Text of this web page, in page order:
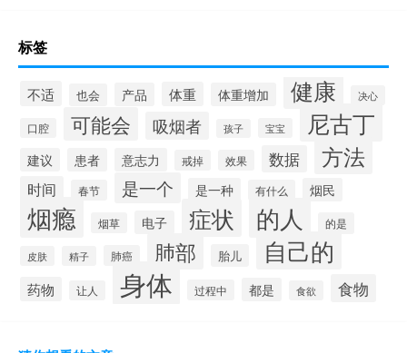
标签
不适 也会 产品 体重 体重增加 健康 决心
口腔 可能会 吸烟者 孩子 宝宝 尼古丁
建议 患者 意志力 戒掉 效果 数据 方法
时间 春节 是一个 是一种 有什么 烟民
烟瘾 烟草 电子 症状 的人 的是
皮肤 精子 肺癌 肺部 胎儿 自己的
药物 让人 身体 过程中 都是 食欲 食物